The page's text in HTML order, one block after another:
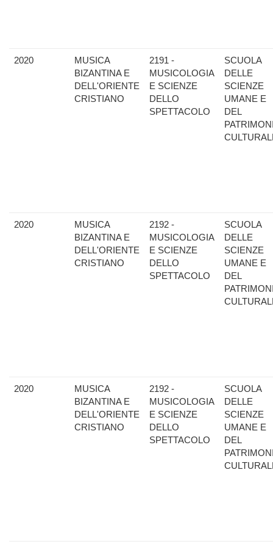
2020
MUSICA
BIZANTINA E
DELL'ORIENTE
CRISTIANO
2191 -
MUSICOLOGIA
E SCIENZE
DELLO
SPETTACOLO
SCUOLA
DELLE
SCIENZE
UMANE E
DEL
2020
MUSICA
BIZANTINA E
DELL'ORIENTE
CRISTIANO
2192 -
MUSICOLOGIA
E SCIENZE
DELLO
SPETTACOLO
SCUOLA
DELLE
SCIENZE
UMANE E
DEL
2020
MUSICA
BIZANTINA E
DELL'ORIENTE
CRISTIANO
2192 -
MUSICOLOGIA
E SCIENZE
DELLO
SPETTACOLO
SCUOLA
DELLE
SCIENZE
UMANE E
DEL